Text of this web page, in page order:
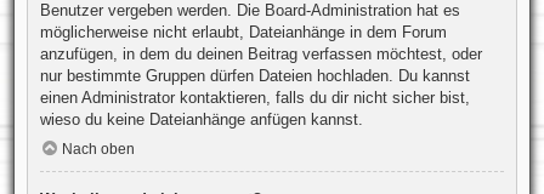
Benutzer vergeben werden. Die Board-Administration hat es
möglicherweise nicht erlaubt, Dateianhänge in dem Forum
anzufügen, in dem du deinen Beitrag verfassen möchtest, oder
nur bestimmte Gruppen dürfen Dateien hochladen. Du kannst
einen Administrator kontaktieren, falls du dir nicht sicher bist,
wieso du keine Dateianhänge anfügen kannst.
Nach oben